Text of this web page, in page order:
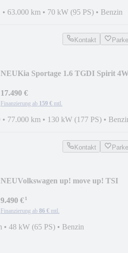
• 63.000 km • 70 kW (95 PS) • Benzin
Kontakt
NEUKia Sportage 1.6 TGDI Spirit
17.490 €
Finanzierung ab 159 € mtl.
• 77.000 km • 130 kW (177 PS) •
Kontakt
NEUVolkswagen up! move up! TSI
9.490 €¹
Finanzierung ab 86 € mtl.
• 48 kW (65 PS) • Benzin